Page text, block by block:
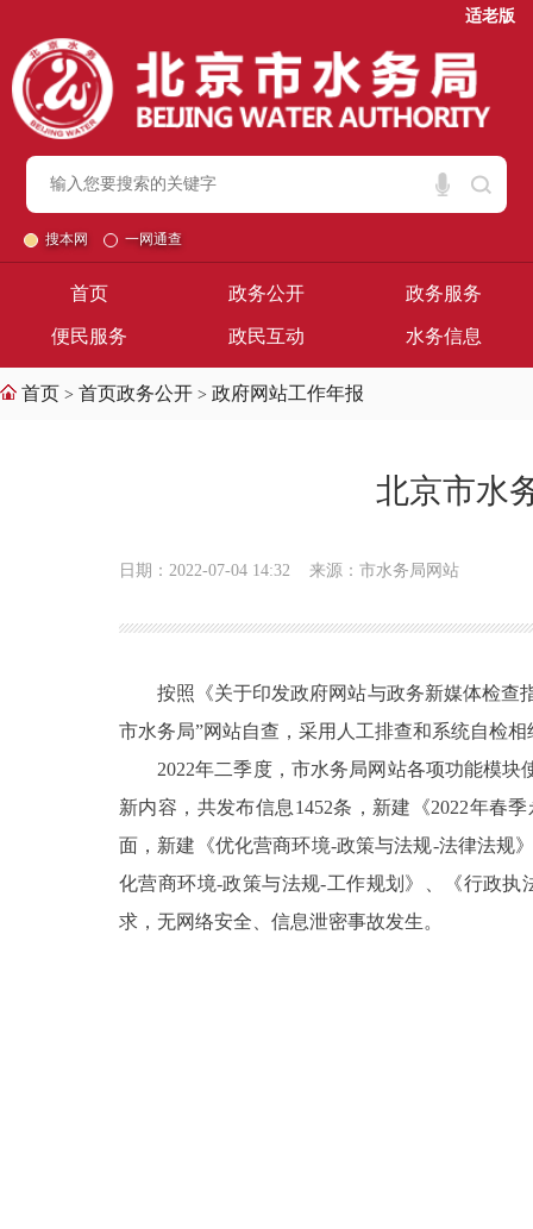
适老版
搜本网 一网通查
首页 政务公开 政务服务
便民服务 政民互动 水务信息
首页 > 首页政务公开 > 政府网站工作年报
北京市水
日期：2022-07-04 14:32 来源：市水务局网站
按照《关于印发政府网站与政务新媒体检查
市水务局”网站自查，采用人工排查和系统自检
2022年二季度，市水务局网站各项功能模
新内容，共发布信息1452条，新建《2022年春
面，新建《优化营商环境-政策与法规-法律法规
化营商环境-政策与法规-工作规划》、《行政
求，无网络安全、信息泄密事故发生。